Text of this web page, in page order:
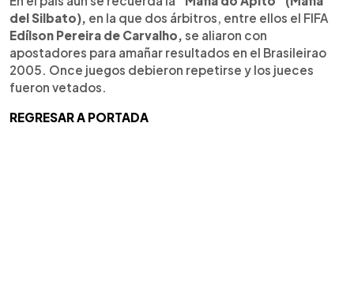
del Silbato), en la que dos árbitros, entre ellos el FIFA
Edílson Pereira de Carvalho, se aliaron con
apostadores para amañar resultados en el Brasileirao
2005. Once juegos debieron repetirse y los jueces
fueron vetados.
REGRESAR A PORTADA